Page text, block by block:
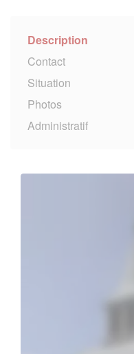
Description
Contact
Situation
Photos
Administratif